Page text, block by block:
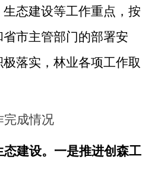
态建设等工作重点，按
市主管部门的部署安
落实，林业各项工作取
完成情况
建设。 一是推进创森工